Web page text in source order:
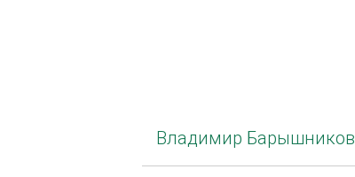
Владимир Барышников